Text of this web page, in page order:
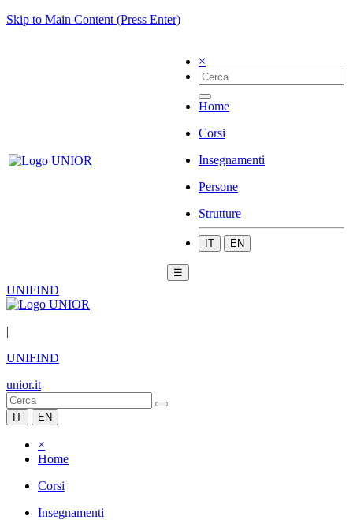
Skip to Main Content (Press Enter)
×
Home
Corsi
Insegnamenti
Persone
Strutture
IT EN
☰
UNIFIND
|
UNIFIND
unior.it
IT EN
×
Home
Corsi
Insegnamenti